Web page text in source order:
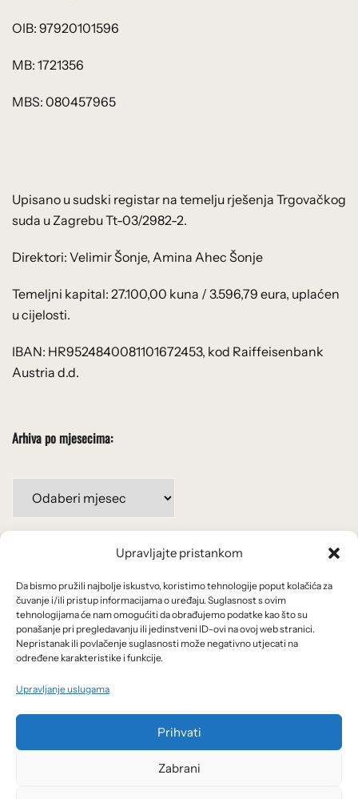
Upravljajte pristankom
Da bismo pružili najbolje iskustvo, koristimo tehnologije poput kolačića za
čuvanje i/ili pristup informacijama o uređaju. Suglasnost s ovim
tehnologijama će nam omogućiti da obrađujemo podatke kao što su
ponašanje pri pregledavanju ili jedinstveni ID-ovi na ovoj web stranici.
Nepristanak ili povlačenje suglasnosti može negativno utjecati na
određene karakteristike i funkcije.
Upravljanje uslugama
Prihvati
Zabrani
OIB: 97920101596
MB: 1721356
MBS: 080457965
Upisano u sudski registar na temelju rješenja Trgovačkog
suda u Zagrebu Tt-03/2982-2.
Direktori: Velimir Šonje, Amina Ahec Šonje
Temeljni kapital: 27.100,00 kuna / 3.596,79 eura, uplaćen
u cijelosti.
IBAN: HR9524840081101672453, kod Raiffeisenbank
Austria d.d.
Arhiva po mjesecima:
mjesecima:
Uvjeti korištenja
Politika privatnosti
Kolačići